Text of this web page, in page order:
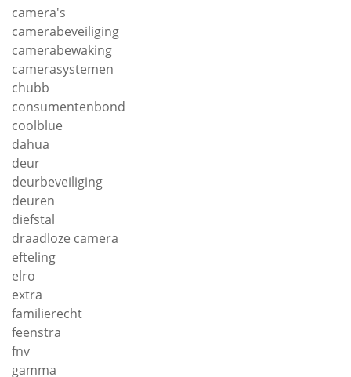
camera's
camerabeveiliging
camerabewaking
camerasystemen
chubb
consumentenbond
coolblue
dahua
deur
deurbeveiliging
deuren
diefstal
draadloze camera
efteling
elro
extra
familierecht
feenstra
fnv
gamma